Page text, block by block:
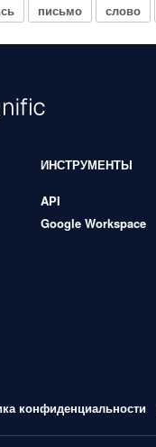
письмо слово
ИНСТРУМЕНТЫ
API
Google Workspace
конфиденциальности